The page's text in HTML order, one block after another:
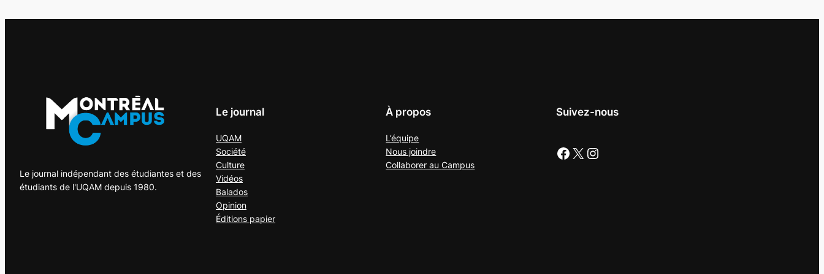
Le journal indépendant des étudiantes et des
étudiants de l'UQAM depuis 1980.
Le journal
UQAM
Société
Culture
Vidéos
Balados
Opinion
Éditions papier
À propos
L’équipe
Nous joindre
Collaborer auCampus
Suivez-nous
Facebook X Instagram